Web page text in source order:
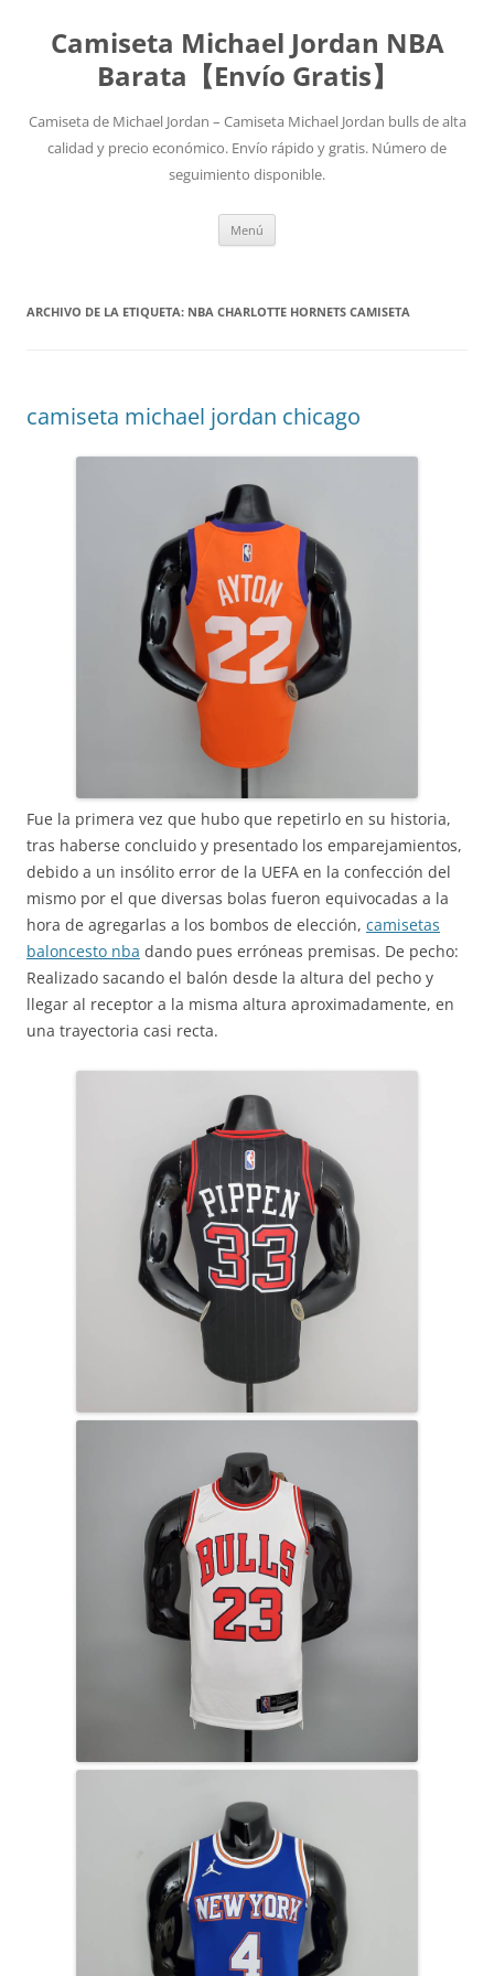
Camiseta Michael Jordan NBA
Barata【Envío Gratis】
Camiseta de Michael Jordan – Camiseta Michael Jordan bulls de alta
calidad y precio económico. Envío rápido y gratis. Número de
seguimiento disponible.
Menú
ARCHIVO DE LA ETIQUETA: NBA CHARLOTTE HORNETS CAMISETA
camiseta michael jordan chicago
Fue la primera vez que hubo que repetirlo en su historia,
tras haberse concluido y presentado los emparejamientos,
debido a un insólito error de la UEFA en la confección del
mismo por el que diversas bolas fueron equivocadas a la
hora de agregarlas a los bombos de elección, camisetas
baloncesto nba dando pues erróneas premisas. De pecho:
Realizado sacando el balón desde la altura del pecho y
llegar al receptor a la misma altura aproximadamente, en
una trayectoria casi recta.